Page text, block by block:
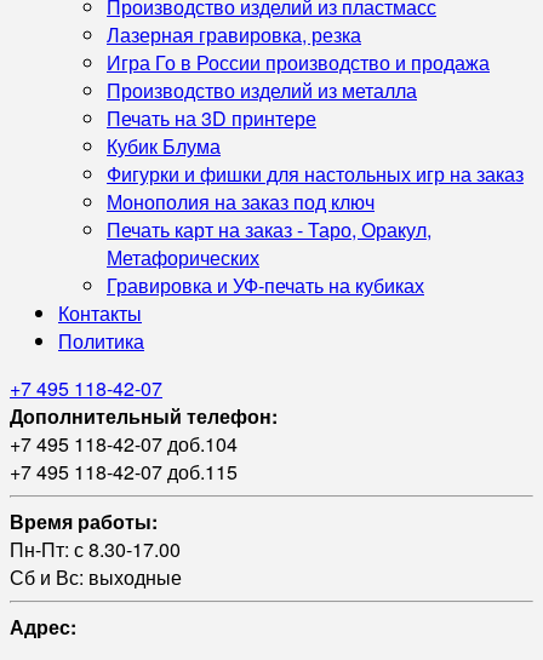
Производство изделий из пластмасс
Лазерная гравировка, резка
Игра Го в России производство и продажа
Производство изделий из металла
Печать на 3D принтере
Кубик Блума
Фигурки и фишки для настольных игр на заказ
Монополия на заказ под ключ
Печать карт на заказ - Таро, Оракул,
Метафорических
Гравировка и УФ‑печать на кубиках
Контакты
Политика
+7 495 118-42-07
Дополнительный телефон:
+7 495 118-42-07 доб.104
+7 495 118-42-07 доб.115
Время работы:
Пн-Пт: с 8.30-17.00
Сб и Вс: выходные
Адрес: